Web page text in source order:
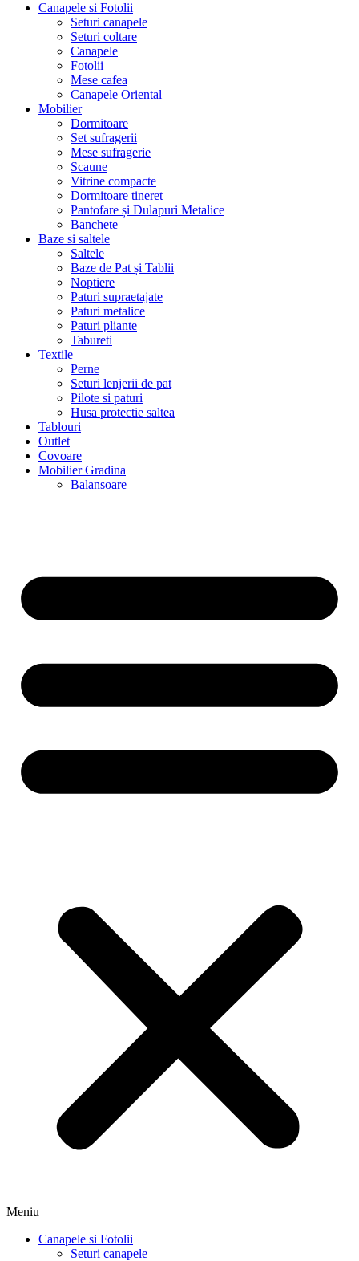
Canapele si Fotolii
Seturi canapele
Seturi coltare
Canapele
Fotolii
Mese cafea
Canapele Oriental
Mobilier
Dormitoare
Set sufragerii
Mese sufragerie
Scaune
Vitrine compacte
Dormitoare tineret
Pantofare și Dulapuri Metalice
Banchete
Baze si saltele
Saltele
Baze de Pat și Tablii
Noptiere
Paturi supraetajate
Paturi metalice
Paturi pliante
Tabureti
Textile
Perne
Seturi lenjerii de pat
Pilote si paturi
Husa protectie saltea
Tablouri
Outlet
Covoare
Mobilier Gradina
Balansoare
Meniu
Canapele si Fotolii
Seturi canapele